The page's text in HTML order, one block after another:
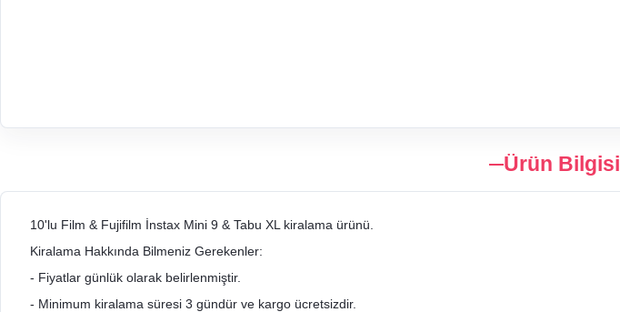
Ürün Bilgisi
10'lu Film & Fujifilm İnstax Mini 9 & Tabu XL kiralama ürünü.
Kiralama Hakkında Bilmeniz Gerekenler:
- Fiyatlar günlük olarak belirlenmiştir.
- Minimum kiralama süresi 3 gündür ve kargo ücretsizdir.